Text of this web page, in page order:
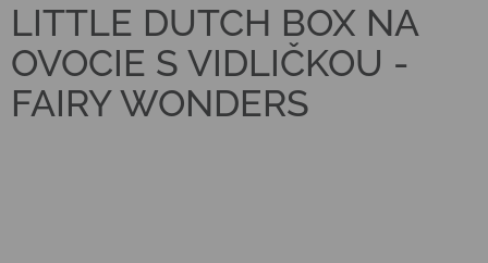
LITTLE DUTCH BOX NA
OVOCIE S VIDLIČKOU -
FAIRY WONDERS